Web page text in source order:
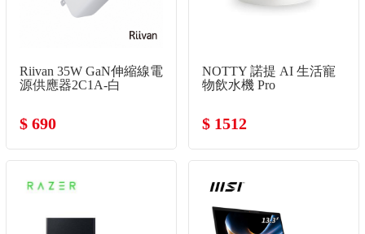
Riivan 35W GaN伸縮線電
源供應器2C1A-白
$ 690
NOTTY 諾提 AI 生活寵
物飲水機 Pro
$ 1512